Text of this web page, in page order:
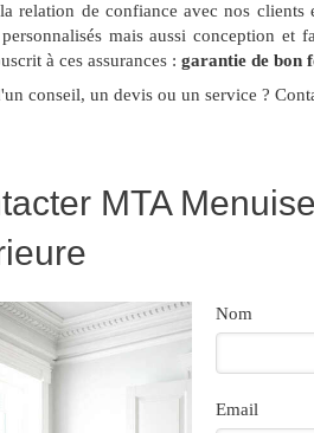
relation de confiance avec nos
mais aussi conception et
à ces assurances : garantie de bon
conseil, un devis ou un service ?
MTA
Nom
Email